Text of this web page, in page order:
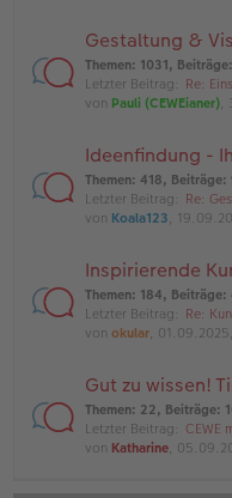
Gestaltung &
Themen: 1031, Beiträge:
Letzter Beitrag: Re:
von Pauli (CEWEianer),
Ideenfindung -
Themen: 418, Beiträge:
Letzter Beitrag: Re:
von Koala123,
Inspirierende
Themen: 184, Beiträge:
Letzter Beitrag: Re:
von okular,
Gut zu wissen!
Themen: 22, Beiträge:
Letzter Beitrag: CEWE
von Katharine,